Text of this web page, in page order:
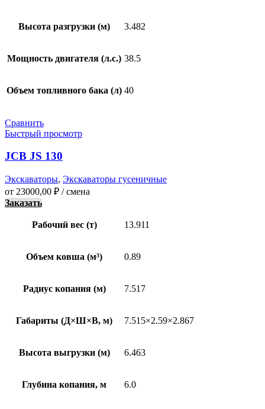
Высота разгрузки (м) 3.482
Мощность двигателя (л.с.) 38.5
Объем топливного бака (л) 40
Сравнить
Быстрый просмотр
JCB JS 130
Экскаваторы, Экскаваторы гусеничные
от 23000,00 ₽ / смена
Заказать
Рабочий вес (т) 13.911
Объем ковша (м³) 0.89
Радиус копания (м) 7.517
Габариты (Д×Ш×В, м) 7.515×2.59×2.867
Высота выгрузки (м) 6.463
Глубина копания, м 6.0